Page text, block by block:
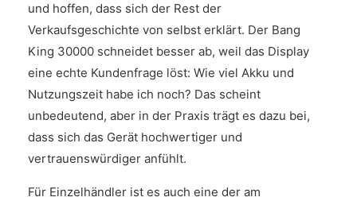
und hoffen, dass sich der Rest der
Verkaufsgeschichte von selbst erklärt. Der Bang
King 30000 schneidet besser ab, weil das Display
eine echte Kundenfrage löst: Wie viel Akku und
Nutzungszeit habe ich noch? Das scheint
unbedeutend, aber in der Praxis trägt es dazu bei,
dass sich das Gerät hochwertiger und
vertrauenswürdiger anfühlt.
Für Einzelhändler ist es auch eine der am